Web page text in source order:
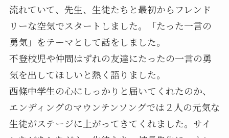
流れていて、先生、生徒たちと最初からフレンド
リーな空気でスタートしました。「たった一言の
勇気」をテーマとして話をしました。
不登校児や仲間はずれの友達にたったの一言の勇
気を出してほしいと熱く語りました。
西條中学生の心にしっかりと届いてくれたのか、
エンディングのマウンテンソングでは２人の元気な
生徒がステージに上がってきてくれました。サイ